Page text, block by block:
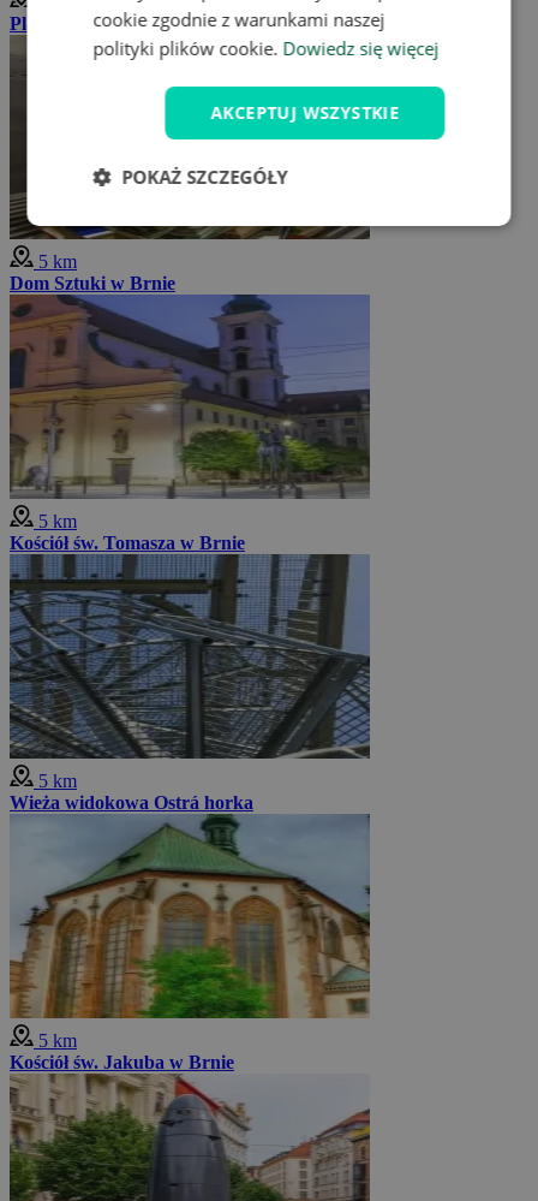
Plac Wolności
5 km
Dom Sztuki w Brnie
5 km
Kościół św. Tomasza w Brnie
5 km
Wieża widokowa Ostrá horka
5 km
Kościół św. Jakuba w Brnie
cookie zgodnie z warunkami naszej
polityki plików cookie. Dowiedz się więcej
AKCEPTUJ WSZYSTKIE
POKAŻ SZCZEGÓŁY